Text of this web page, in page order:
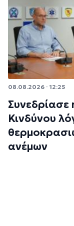
08.08.2026 · 12:25
Συνεδρίασε
Κινδύνου
ανέμων